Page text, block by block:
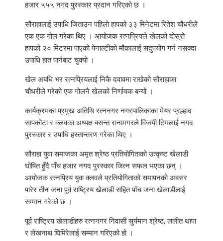
हजार ५५५ नगद पुुरस्कार प्रदान गरिएको छ ।
सौराहालाई उपाधि जिताउन पहिलो हापको ३३ मिनेटमा रितेश चौधरीले
एक एक गोल गरेका थिए । आयोजक रत्नप्रियले खेलको दोस्रो
हापको २० मिटरमा पाएको पेनाल्टीको मौकालाई सदुपयोग गर्न नसक्दा
उपाधि हात पार्नबाट चुक्यो ।
खेल अबधि भर रत्नप्रियलाई निकै दवावमा राखेको सौराहाका
चौधरीले गरेको एक गोलनै खेलको निर्णायक बन्यो ।
कार्यक्रमका प्रमुख अतिथि रत्ननगर नगरपालिकाका मेयर प्रल्हाद
सापकोटा र क्लवका अध्यक्ष बसन्त रानामगरले विजयी टिमलाई नगद
पुरस्कार र उपाधि हस्तान्तरण गरेका थिए ।
सौराहा युवा समाजका अमृत श्रेष्ठ प्रतियोगिताको उत्कृष्ट खेलाडी
घोषित हुँदै पाँच हजार नगद पुरस्कार जित्न सफल भएका छन् ।
आयोजक रत्नप्रिय युवा क्लवले प्रतियोगिताको समापनको अबसर
पारेर तीन जना पूर्व राष्ट्रिय खेलाडी सहित पाँच जना खेलाडीलाई
सम्मान गरेको छ ।
पूर्व राष्ट्रिय खेलाडीहरु रत्ननगर निवासी सुर्यमान श्रेष्ठ, ललीत थापा
र लेखनाथ घिमिरेलाई सम्मान गरिएको हो ।